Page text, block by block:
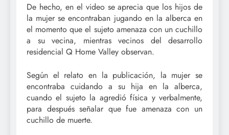
De hecho, en el video se aprecia que los hijos de
la mujer se encontraban jugando en la alberca en
el momento que el sujeto amenaza con un cuchillo
a su vecina, mientras vecinos del desarrollo
residencial Q Home Valley observan.
Según el relato en la publicación, la mujer se
encontraba cuidando a su hija en la alberca,
cuando el sujeto la agredió física y verbalmente,
para después señalar que fue amenaza con un
cuchillo de muerte.